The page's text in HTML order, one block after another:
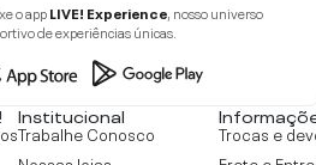
o appLIVE! Experience, nosso universo
de experiências únicas.
Institucional
Trabalhe Conosco
Trocas e